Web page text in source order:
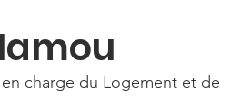
charge du Logement et de